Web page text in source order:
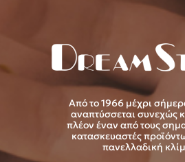
Από το 1966 μέχρι
αναπτύσσεται συνεχώς
πλέον έναν από τους
κατασκευαστές
πανελλαδική